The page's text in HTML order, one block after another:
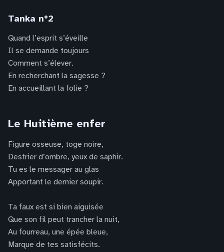
Tanka n°2
Quand l’esprit s’éveille
Il se demande toujours
Comment s’élever.
En recherchant la sagesse ?
En accueillant la folie ?
Le Huitième enfer
Figure osseuse, toge noire,
Destrier d’ombre, yeux de saphir.
Tu es le messager au glas
Apportant le dernier soupir.
Ta faux est si bien aiguisée
Que son fil peut trancher la nuit,
Au fourreau, une épée bleue,
Marque de tes satisfécits.